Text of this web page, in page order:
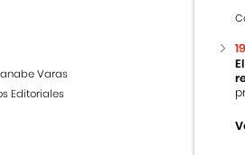
Varas
Editoriales